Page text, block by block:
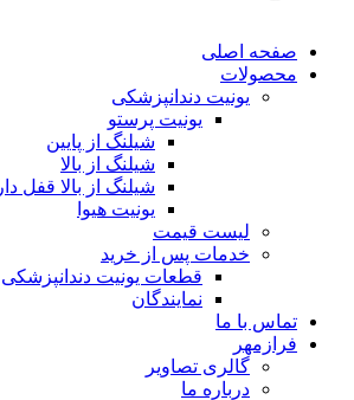
صفحه اصلی
محصولات
یونیت دندانپزشکی
یونیت پرستو
شیلنگ از پایین
شیلنگ از بالا
شیلنگ از بالا قفل دار
یونیت هیوا
لیست قیمت
خدمات پس از خرید
قطعات یونیت دندانپزشکی
نمایندگان
تماس با ما
فرازمهر
گالری تصاویر
درباره ما